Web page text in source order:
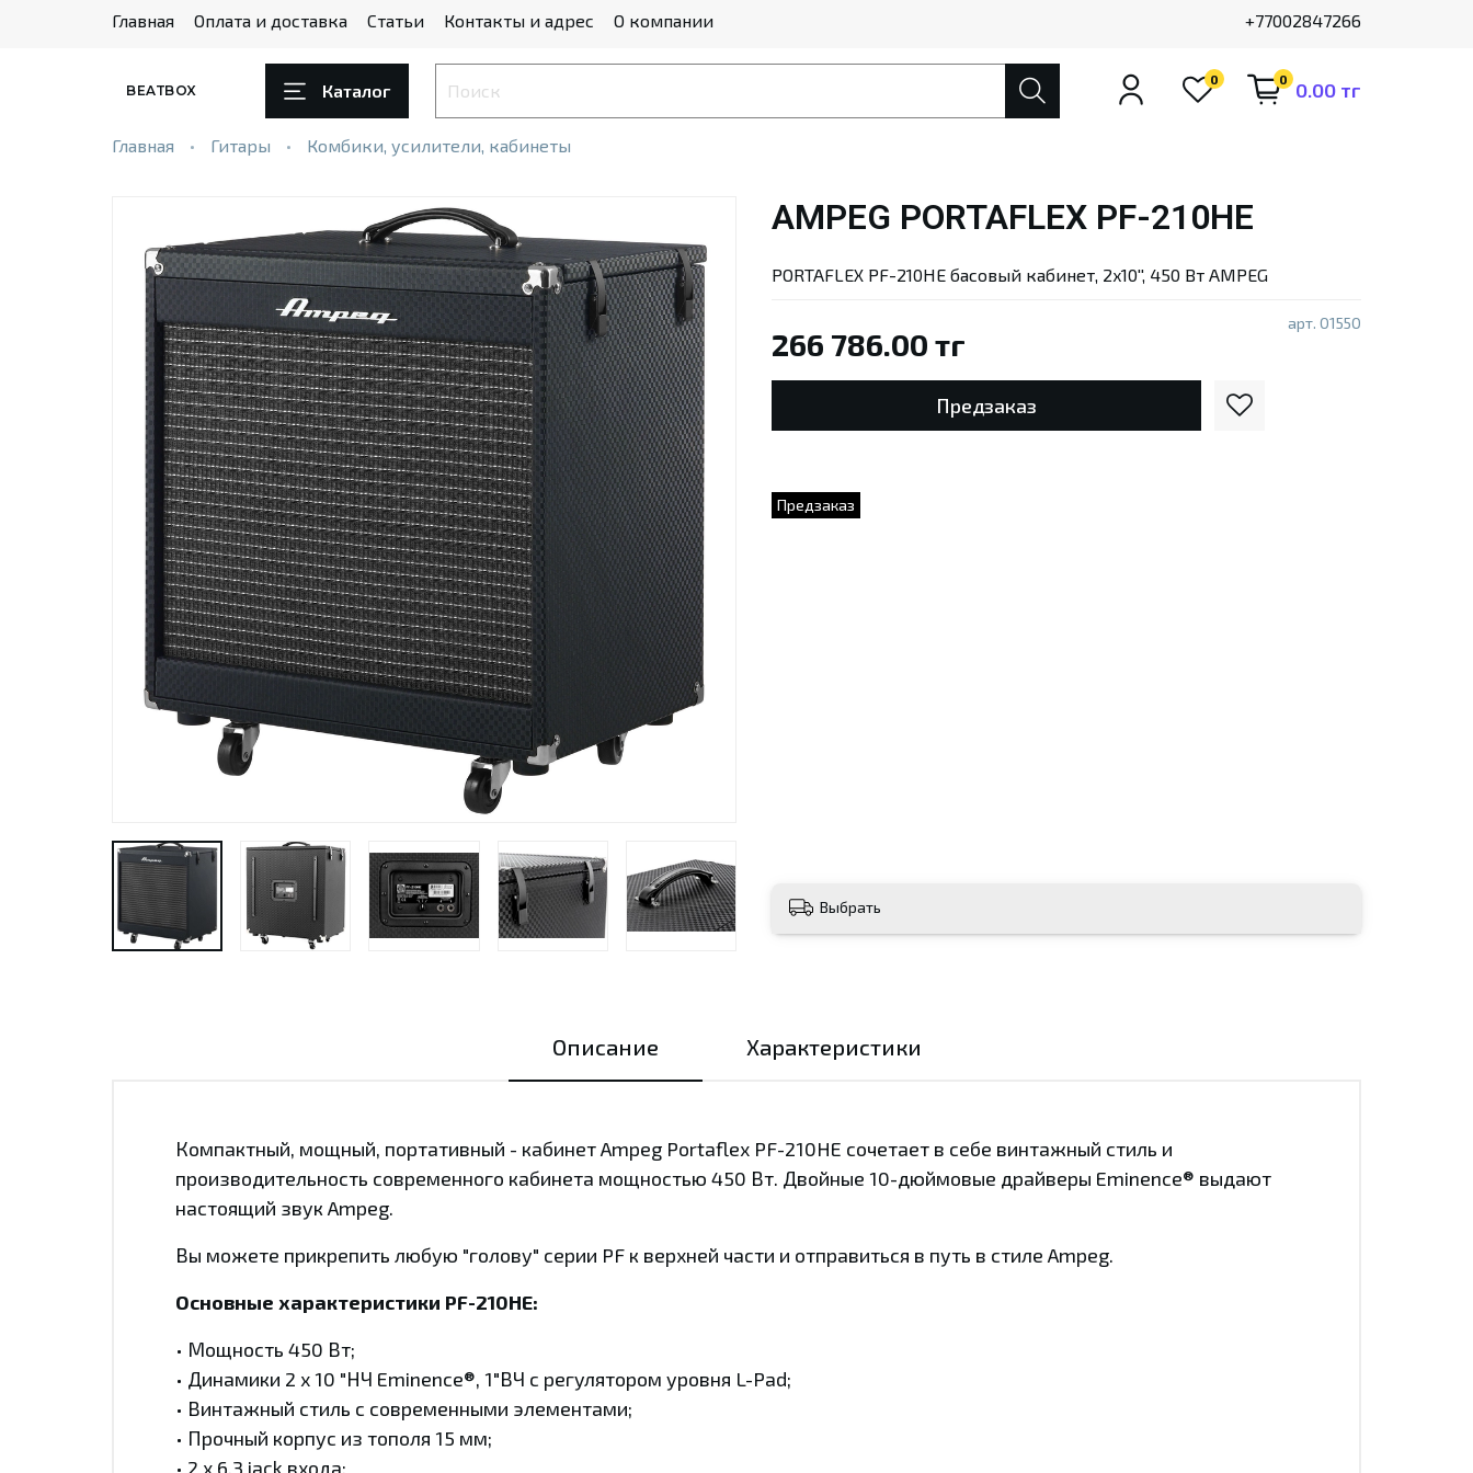
Главная Оплата и доставка Статьи Контакты и адрес О компании +77002847266
BEATBOX Каталог
0 0 0.00 тг
Главная Гитары Комбики, усилители, кабинеты
арт. 01550
Предзаказ
AMPEG PORTAFLEX PF-210HE
266 786.00 тг
Предзаказ
PORTAFLEX PF-210HE басовый кабинет, 2x10'', 450 Вт AMPEG
Выбрать
Описание Характеристики
Компактный, мощный, портативный - кабинет Ampeg Portaflex PF-210HE сочетает в себе винтажный стиль и
производительность современного кабинета мощностью 450 Вт. Двойные 10-дюймовые драйверы Eminence® выдают
настоящий звук Ampeg.
Вы можете прикрепить любую "голову" серии PF к верхней части и отправиться в путь в стиле Ampeg.
Основные характеристики PF-210HE:
• Мощность 450 Вт;
• Динамики 2 х 10 "НЧ Eminence®, 1"ВЧ с регулятором уровня L-Pad;
• Винтажный стиль с современными элементами;
• Прочный корпус из тополя 15 мм;
• 2 x 6.3 jack входа;